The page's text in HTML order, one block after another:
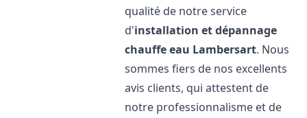
qualité de notre service
d'installation et dépannage
chauffe eau Lambersart. Nous
sommes fiers de nos excellents
avis clients, qui attestent de
notre professionnalisme et de